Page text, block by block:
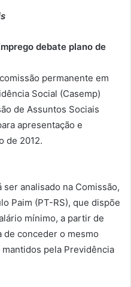
debate plano de
permanente em
Social (Casemp)
de Assuntos Sociais
apresentação e
de 2012.
analisado na Comissão,
Paim (PT-RS), que dispõe
mínimo, a partir de
de conceder o mesmo
pela Previdência